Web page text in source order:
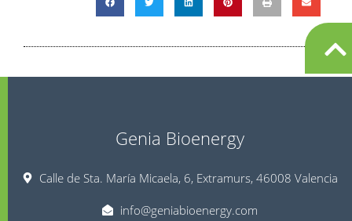
Genia Bioenergy
Calle de Sta. María Micaela, 6, Extramurs, 46008 Valencia
info@geniabioenergy.com